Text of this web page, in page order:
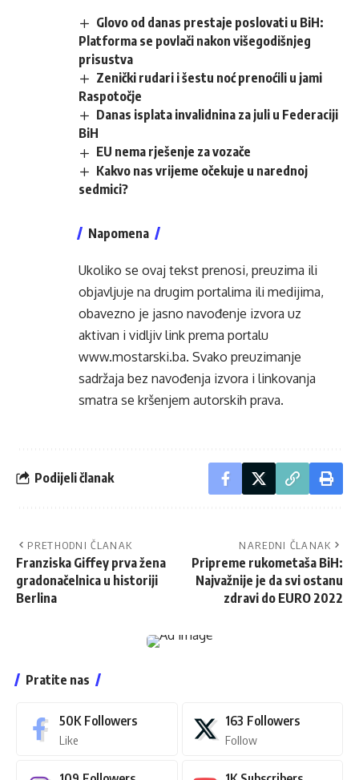
Glovo od danas prestaje poslovati u BiH:
Platforma se povlači nakon višegodišnjeg
prisustva
Zenički rudari i šestu noć prenoćili u jami
Raspotočje
Danas isplata invalidnina za juli u Federaciji
BiH
EU nema rješenje za vozače
Kakvo nas vrijeme očekuje u narednoj
sedmici?
Napomena
Ukoliko se ovaj tekst prenosi, preuzima ili
objavljuje na drugim portalima ili medijima,
obavezno je jasno navođenje izvora uz
aktivan i vidljiv link prema portalu
www.mostarski.ba. Svako preuzimanje
sadržaja bez navođenja izvora i linkovanja
smatra se kršenjem autorskih prava.
Podijeli članak
PRETHODNI ČLANAK
Franziska Giffey prva žena
gradonačelnica u historiji
Berlina
NAREDNI ČLANAK
Pripreme rukometaša BiH:
Najvažnije je da svi ostanu
zdravi do EURO 2022
Pratite nas
50K Followers
Like
163 Followers
Follow